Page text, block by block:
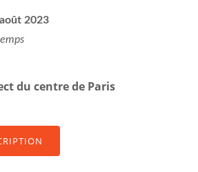
2023
du centre de Paris